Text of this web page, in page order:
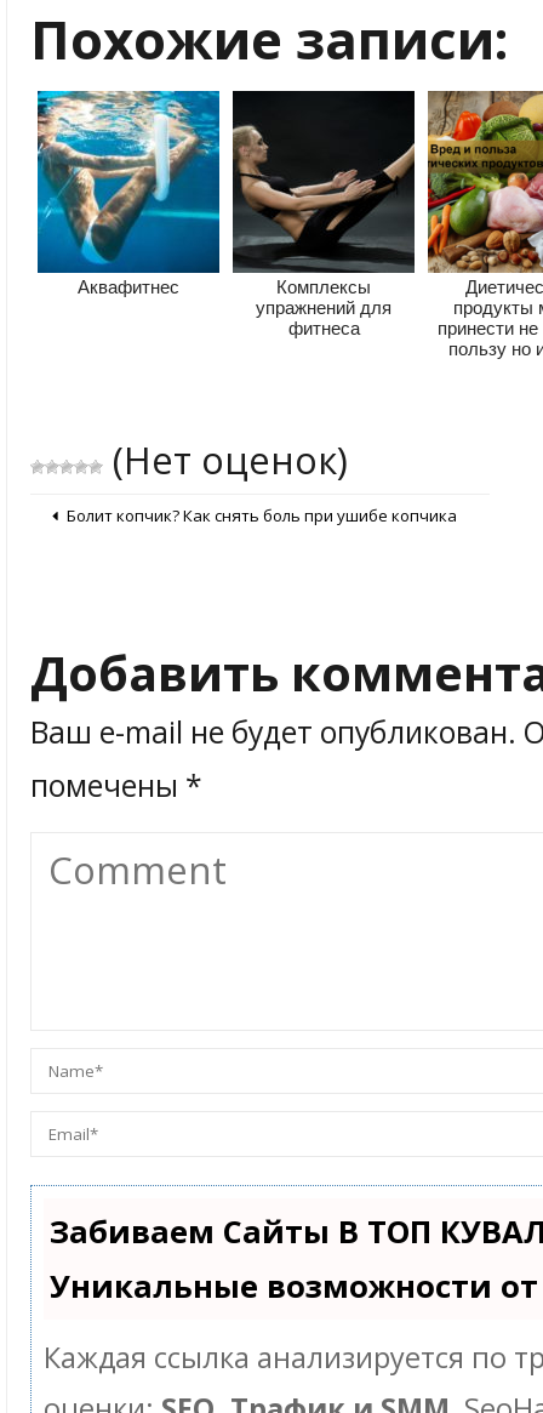
Похожие записи:
Аквафитнес
Комплексы
упражнений для
фитнеса
продукты
принести
пользу но
(Нет оценок)
Болит копчик? Как снять боль при ушибе копчика
Добавить
Ваш e-mail не будет опубликован.
помечены *
Забиваем Сайты В ТОП
Уникальные возможности от
Каждая ссылка анализируется по